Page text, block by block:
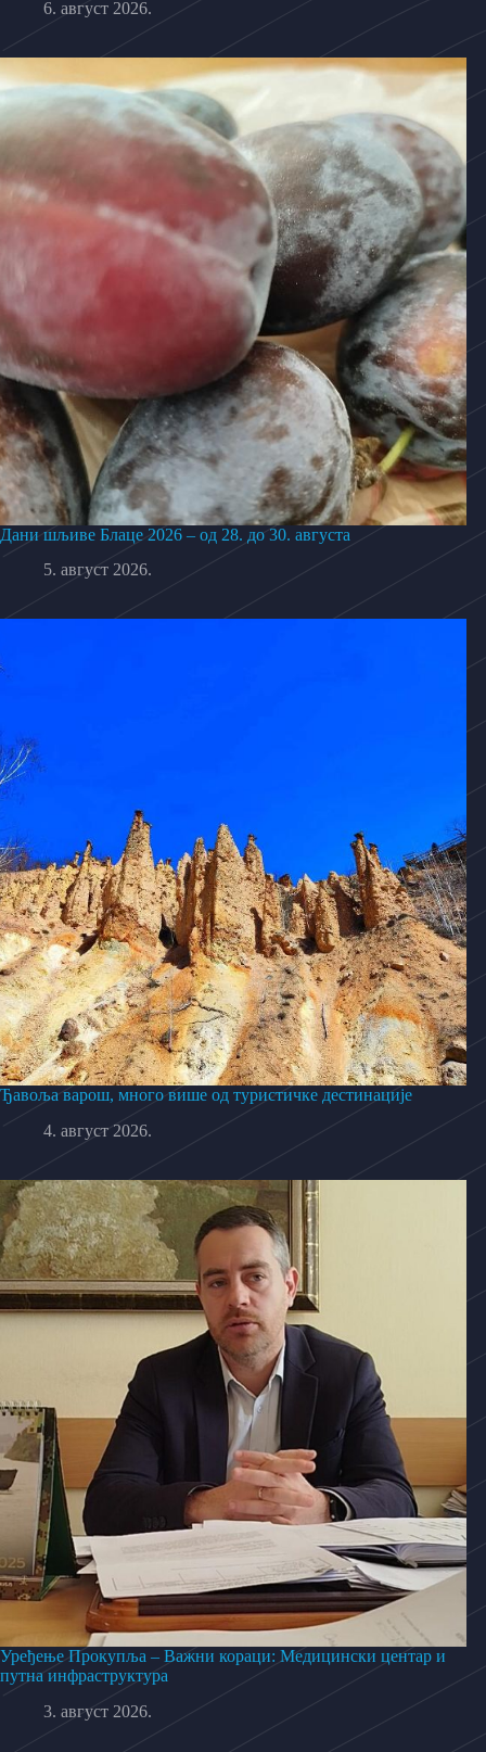
6. август 2026.
Дани шљиве Блаце 2026 – од 28. до 30. августа
5. август 2026.
Ђавоља варош, много више од туристичке дестинације
4. август 2026.
Уређење Прокупља – Важни кораци: Медицински центар и
путна инфраструктура
3. август 2026.